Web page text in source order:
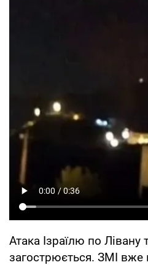
Атака Ізраїлю по Лівану
загострюється. ЗМІ вже